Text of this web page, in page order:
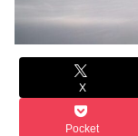
X
Pocket